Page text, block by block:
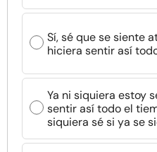
Sí, sé que se siente
hiciera sentir así
Ya ni siquiera estoy
sentir así todo el
siquiera sé si ya se